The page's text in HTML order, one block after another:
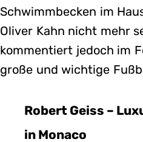
Schwimmbecken im
Oliver Kahn nicht mehr
kommentiert jedoch im
große und wichtige
Robert Geiss –
in Monaco